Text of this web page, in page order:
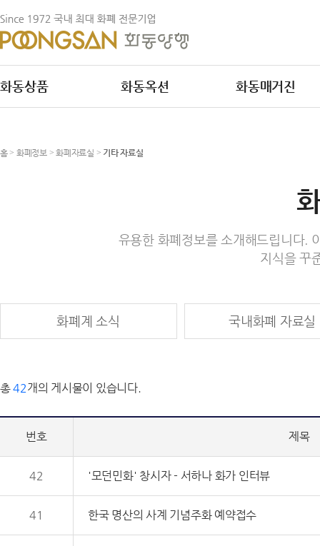
화동상품 화동옥션 화동매거진
홈> 화폐정보 >화폐자료실 > 기타 자료실
유용한 화폐정보를 소개해드립니다.
지식을 꾸
화폐계 소식 국내화폐 자료실
총42개의 게시물이 있습니다.
번호 제목
42 '모던민화' 창시자 - 서하나 화가 인터뷰
41 한국 명산의 사계 기념주화 예약접수